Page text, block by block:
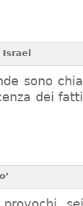
Israel
sono
dei